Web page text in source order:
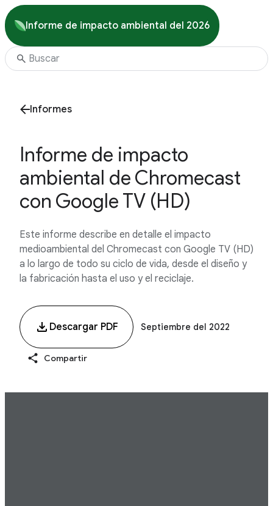
Informe de impacto ambiental del 2026
Informes
Informe de impacto
ambiental de Chromecast
con Google TV (HD)
Este informe describe en detalle el impacto
medioambiental del Chromecast con Google TV (HD)
a lo largo de todo su ciclo de vida, desde el diseño y
la fabricación hasta el uso y el reciclaje.
Descargar PDF Septiembre del 2022
Compartir